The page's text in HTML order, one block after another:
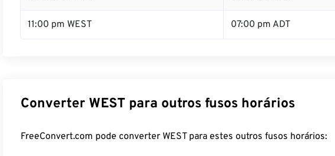
11:00 pm WEST 07:00 pm ADT
Converter WEST para outros fusos horários
FreeConvert.com pode converter WEST para estes outros fusos horários: